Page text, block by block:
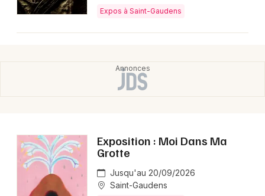
Expos à Saint-Gaudens
Exposition : Moi Dans Ma
Grotte
Jusqu'au 20/09/2026
Saint-Gaudens